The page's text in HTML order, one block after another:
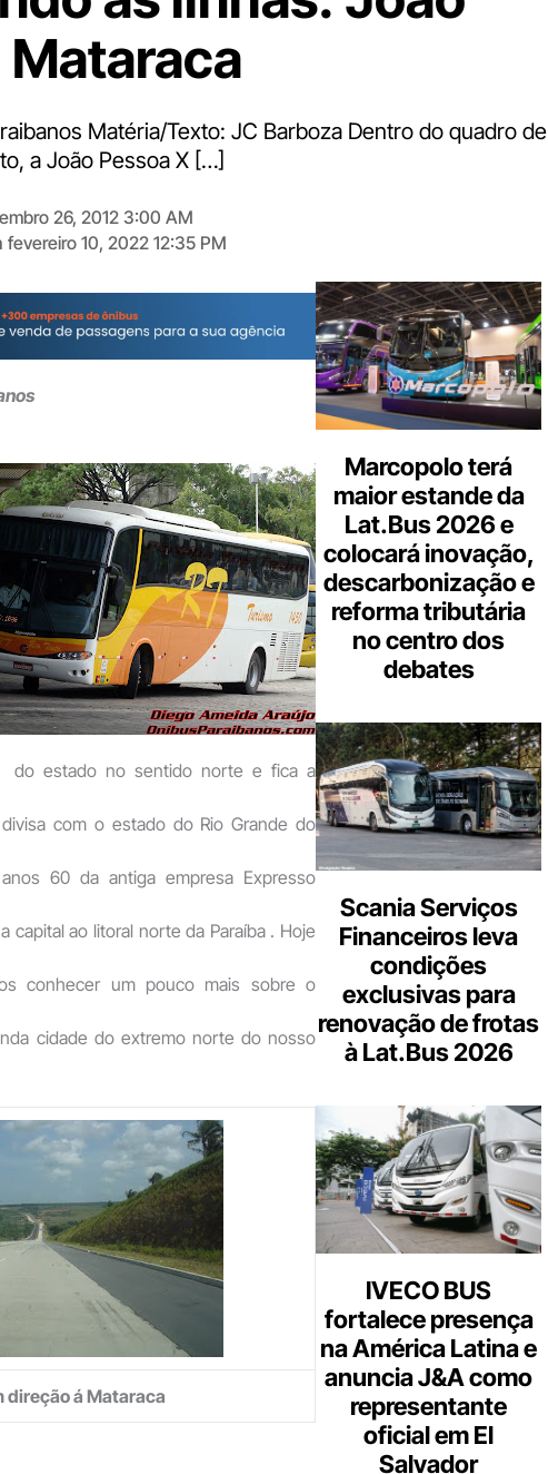
Mataraca
Matéria/Texto: JC Barboza Dentro do quadro de
a João Pessoa X […]
26, 2012 3:00 AM
fevereiro 10, 2022 12:35 PM
do estado no sentido norte e fica a
com o estado do Rio Grande do
60 da antiga empresa Expresso
capital ao litoral norte da Paraíba . Hoje
conhecer um pouco mais sobre o
cidade do extremo norte do nosso
direção á Mataraca
Marcopolo terá
maior estande da
Lat.Bus 2026 e
colocará inovação,
descarbonização e
reforma tributária
no centro dos
debates
Scania Serviços
Financeiros leva
condições
exclusivas para
renovação de frotas
à Lat.Bus 2026
IVECO BUS
fortalece presença
na América Latina e
anuncia J&A como
representante
oficial em El
Salvador
Digite
aqui
o
seu
e-
mail